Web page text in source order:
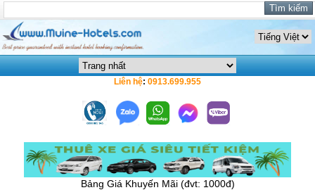
Liên hệ: 0913.699.955
Bảng Giá Khuyến Mãi (đvt: 1000đ)